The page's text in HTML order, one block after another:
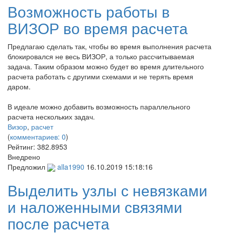
Возможность работы в
ВИЗОР во время расчета
Предлагаю сделать так, чтобы во время выполнения расчета
блокировался не весь ВИЗОР, а только рассчитываемая
задача. Таким образом можно будет во время длительного
расчета работать с другими схемами и не терять время
даром.
В идеале можно добавить возможность параллельного
расчета нескольких задач.
Визор, расчет
(комментариев: 0)
Рейтинг: 382.8953
Внедрено
Предложил
alla1990 16.10.2019 15:18:16
Выделить узлы с невязками
и наложенными связями
после расчета